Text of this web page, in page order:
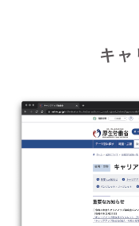
キャ